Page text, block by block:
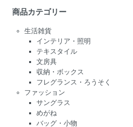
商品カテゴリー
生活雑貨
インテリア・照明
テキスタイル
文房具
収納・ボックス
フレグランス・ろうそく
ファッション
サングラス
めがね
バッグ・小物